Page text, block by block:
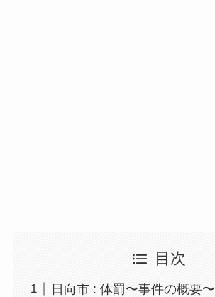
目次
日向市 : 体罰〜事件の概要〜